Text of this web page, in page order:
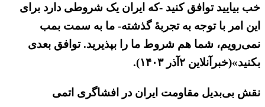
خب بیایید توافق کنید -که ایران یک شروطی دارد برای
این امر با توجه به تجربهٔ گذشته- ما به سمت بمب
نمی‌رویم، شما هم شروط ما را بپذیرید. توافق بعدی
بکنید»(خبرآنلاین ۲آذر ۱۴۰۳).
نقش بی‌بدیل مقاومت ایران در افشاگری اتمی